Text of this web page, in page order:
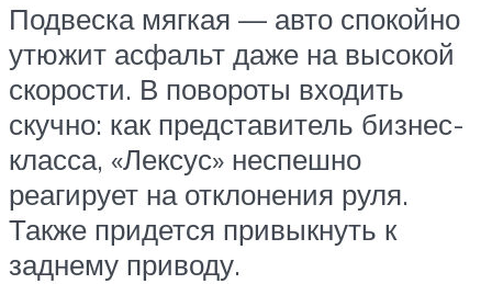
Подвеска мягкая — авто спокойно
утюжит асфальт даже на высокой
скорости. В повороты входить
скучно: как представитель бизнес-
класса, «Лексус» неспешно
реагирует на отклонения руля.
Также придется привыкнуть к
заднему приводу.